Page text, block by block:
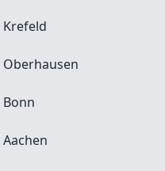
Krefeld
Oberhausen
Bonn
Aachen